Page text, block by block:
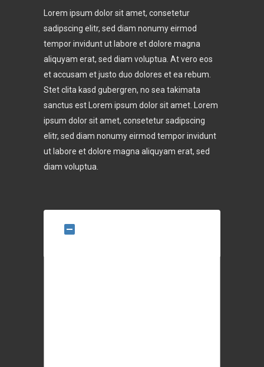
Lorem ipsum dolor sit amet, consetetur
sadipscing elitr, sed diam nonumy eirmod
tempor invidunt ut labore et dolore magna
aliquyam erat, sed diam voluptua. At vero eos
et accusam et justo duo dolores et ea rebum.
Stet clita kasd gubergren, no sea takimata
sanctus est Lorem ipsum dolor sit amet. Lorem
ipsum dolor sit amet, consetetur sadipscing
elitr, sed diam nonumy eirmod tempor invidunt
ut labore et dolore magna aliquyam erat, sed
diam voluptua.